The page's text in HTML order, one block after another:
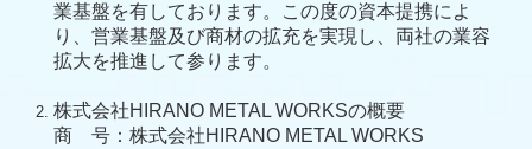
業基盤を有しております。この度の資本提携によ
り、営業基盤及び商材の拡充を実現し、両社の業容
拡大を推進して参ります。
株式会社HIRANO METAL WORKSの概要
商 号：株式会社HIRANO METAL WORKS